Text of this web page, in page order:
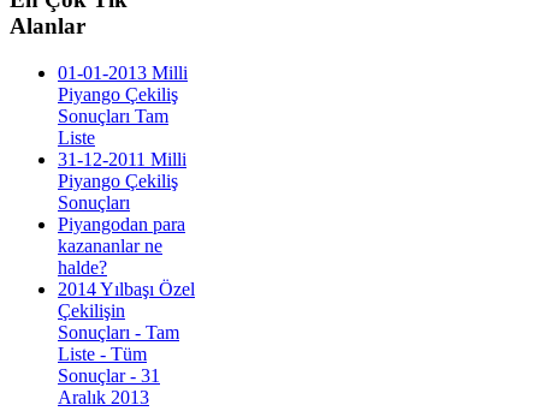
Alanlar
01-01-2013 Milli
Piyango Çekiliş
Sonuçları Tam
Liste
31-12-2011 Milli
Piyango Çekiliş
Sonuçları
Piyangodan para
kazananlar ne
halde?
2014 Yılbaşı Özel
Çekilişin
Sonuçları - Tam
Liste - Tüm
Sonuçlar - 31
Aralık 2013